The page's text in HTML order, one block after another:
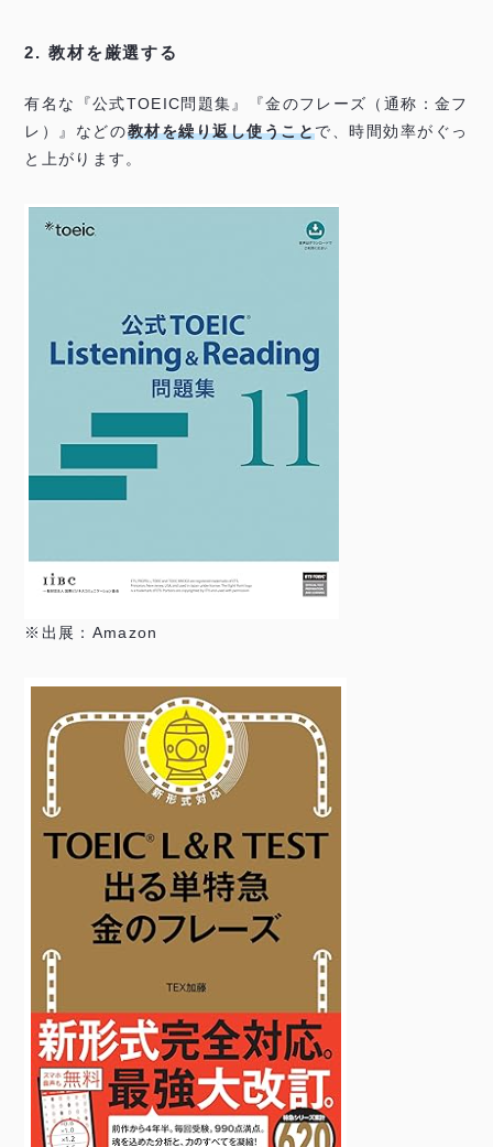
2. 教材を厳選する
有名な『公式TOEIC問題集』『金のフレーズ（通称：金フ
レ）』などの教材を繰り返し使うことで、時間効率がぐっ
と上がります。
※出展：Amazon